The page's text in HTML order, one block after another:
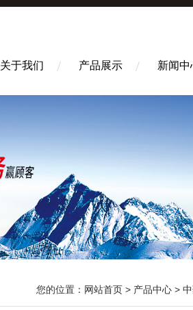
关于我们 产品展示 新闻中
您的位置： 网站首页 > 产品中心 >